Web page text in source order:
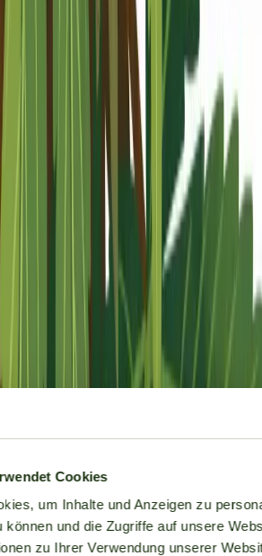
Cookies
um Inhalte und Anzeigen zu
können und die Zugriffe auf unsere
zu Ihrer Verwendung unserer